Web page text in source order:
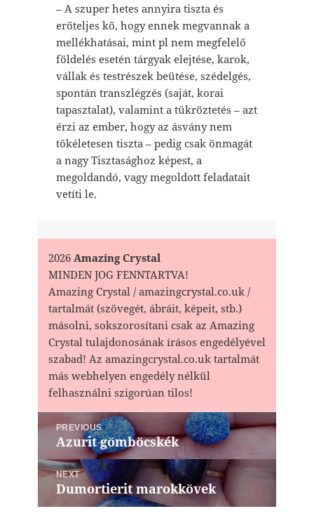
– A szuper hetes annyira tiszta és
erőteljes kő, hogy ennek megvannak a
mellékhatásai, mint pl nem megfelelő
földelés esetén tárgyak elejtése, karok,
vállak és testrészek beütése, szédelgés,
spontán transzlégzés (saját, korai
tapasztalat), valamint a tükröztetés – azt
érzi az ember, hogy az ásvány nem
tökéletesen tiszta – pedig csak önmagát
a nagy Tisztasághoz képest, a
megoldandó, vagy megoldott feladatait
vetíti le.
2026Amazing Crystal
MINDEN JOG FENNTARTVA!
Amazing Crystal / amazingcrystal.co.uk /
tartalmát (szövegét, ábráit, képeit, stb.)
másolni, sokszorosítani csak az Amazing
Crystal tulajdonosának írásos engedélyével
szabad! Az amazingcrystal.co.uk tartalmát
más webhelyen engedély nélkül
felhasználni szigorúan tilos!
Bejegyzés
navigáció
PREVIOUS
Previous
post:
Azurit gömböcskék
NEXT
Next
post:
Dumortierit marokkövek